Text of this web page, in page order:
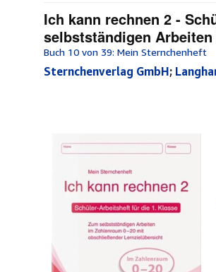
Ich kann rechnen 2 -
selbstständigen
Buch 10 von 39: Mein Sternchenheft
Sternchenverlag GmbH;